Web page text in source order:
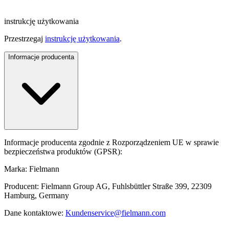
instrukcję użytkowania
Przestrzegaj instrukcję użytkowania.
Informacje producenta
Informacje producenta zgodnie z Rozporządzeniem UE w sprawie
bezpieczeństwa produktów (GPSR):
Marka: Fielmann
Producent: Fielmann Group AG, Fuhlsbüttler Straße 399, 22309
Hamburg, Germany
Dane kontaktowe: Kundenservice@fielmann.com